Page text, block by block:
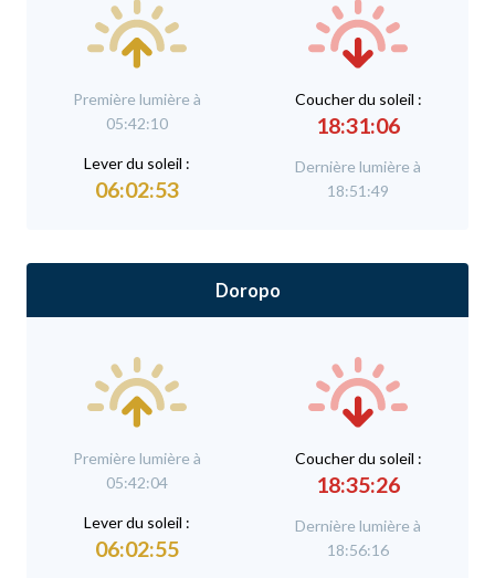
Première lumière à
05:42:10
Lever du soleil :
06:02:53
Coucher du soleil :
18:31:06
Dernière lumière à
18:51:49
Doropo
Première lumière à
05:42:04
Lever du soleil :
06:02:55
Coucher du soleil :
18:35:26
Dernière lumière à
18:56:16